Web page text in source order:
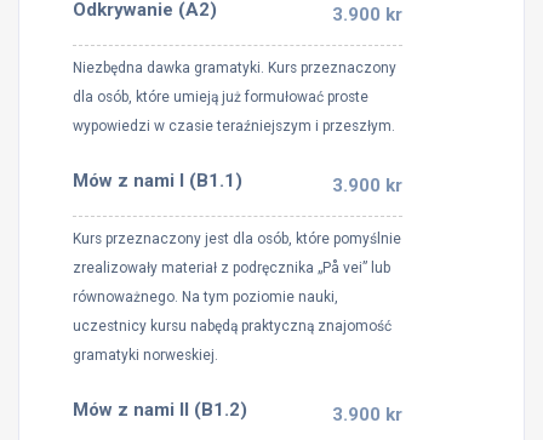
Odkrywanie (A2) 3.900 kr
Niezbędna dawka gramatyki. Kurs przeznaczony
dla osób, które umieją już formułować proste
wypowiedzi w czasie teraźniejszym i przeszłym.
Mów z nami I (B1.1) 3.900 kr
Kurs przeznaczony jest dla osób, które pomyślnie
zrealizowały materiał z podręcznika „På vei” lub
równoważnego. Na tym poziomie nauki,
uczestnicy kursu nabędą praktyczną znajomość
gramatyki norweskiej.
Mów z nami II (B1.2) 3.900 kr